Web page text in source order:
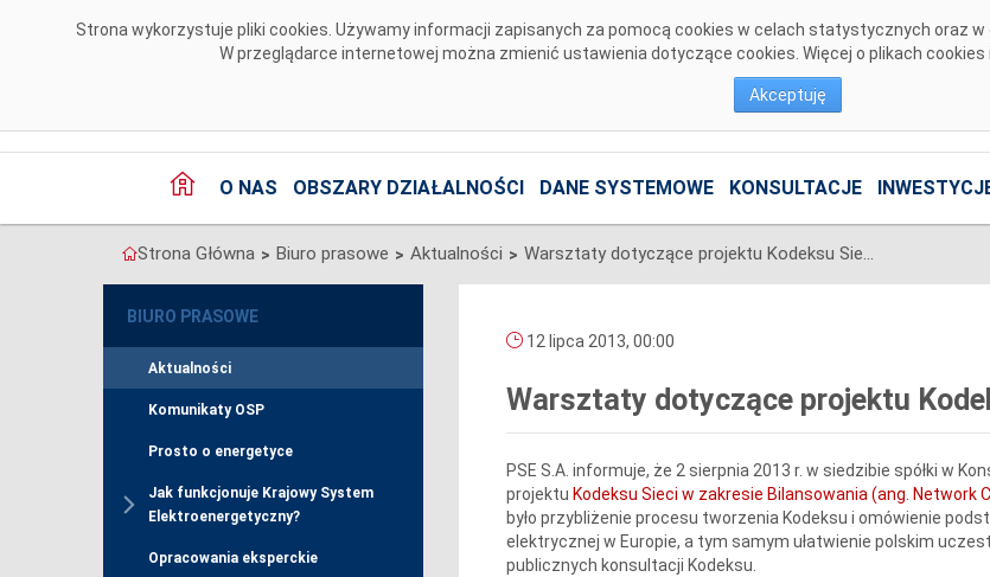
Strona wykorzystuje pliki cookies. Używamy informacji zapisanych za pomocą cookies w celach statystycznych oraz
W przeglądarce internetowej można zmienić ustawienia dotyczące cookies. Więcej o plikach
Akceptuję
O NAS OBSZARY DZIAŁALNOŚCI DANE SYSTEMOWE KONSULTACJE
Strona Główna > Biuro prasowe > Aktualności > Warsztaty dotyczące projektu Kodeksu Sieci w zakresie bilansowania
BIURO PRASOWE
Aktualności
Komunikaty OSP
Prosto o energetyce
Jak funkcjonuje Krajowy System
Elektroenergetyczny?
Opracowania eksperckie
12 lipca 2013, 00:00
Warsztaty dotyczące projektu
PSE S.A. informuje, że 2 sierpnia 2013 r. w siedzibie spółki w
projektu Kodeksu Sieci w zakresie Bilansowania (ang. Network
było przybliżenie procesu tworzenia Kodeksu i omówienie
elektrycznej w Europie, a tym samym ułatwienie polskim
publicznych konsultacji Kodeksu.